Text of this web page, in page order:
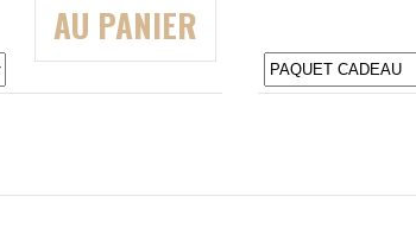
AU PANIER